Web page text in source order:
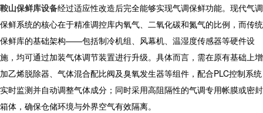
鞍山保鲜库设备经过适应性改造后完全能够实现气调保鲜功能。现代气调
保鲜系统的核心在于精准调控库内氧气、二氧化碳和氮气的比例，而传统
保鲜库的基础架构——包括制冷机组、风幕机、温湿度传感器等硬件设
施，均可通过加装气体调节装置进行升级。具体而言，需在原有基础上增
加乙烯脱除器、气体混合配比阀及臭氧发生器等组件，配合PLC控制系统
实时监测并自动调整气体成分；同时采用高阻隔性的气调专用帐膜或密封
箱体，确保仓储环境与外界空气有效隔离。